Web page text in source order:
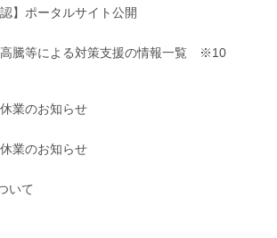
接骨院売却相談
会
平日 9:00~19:00
】ポータルサイト公開
高騰等による対策支援の情報一覧 ※10
業のお知らせ
業のお知らせ
いて